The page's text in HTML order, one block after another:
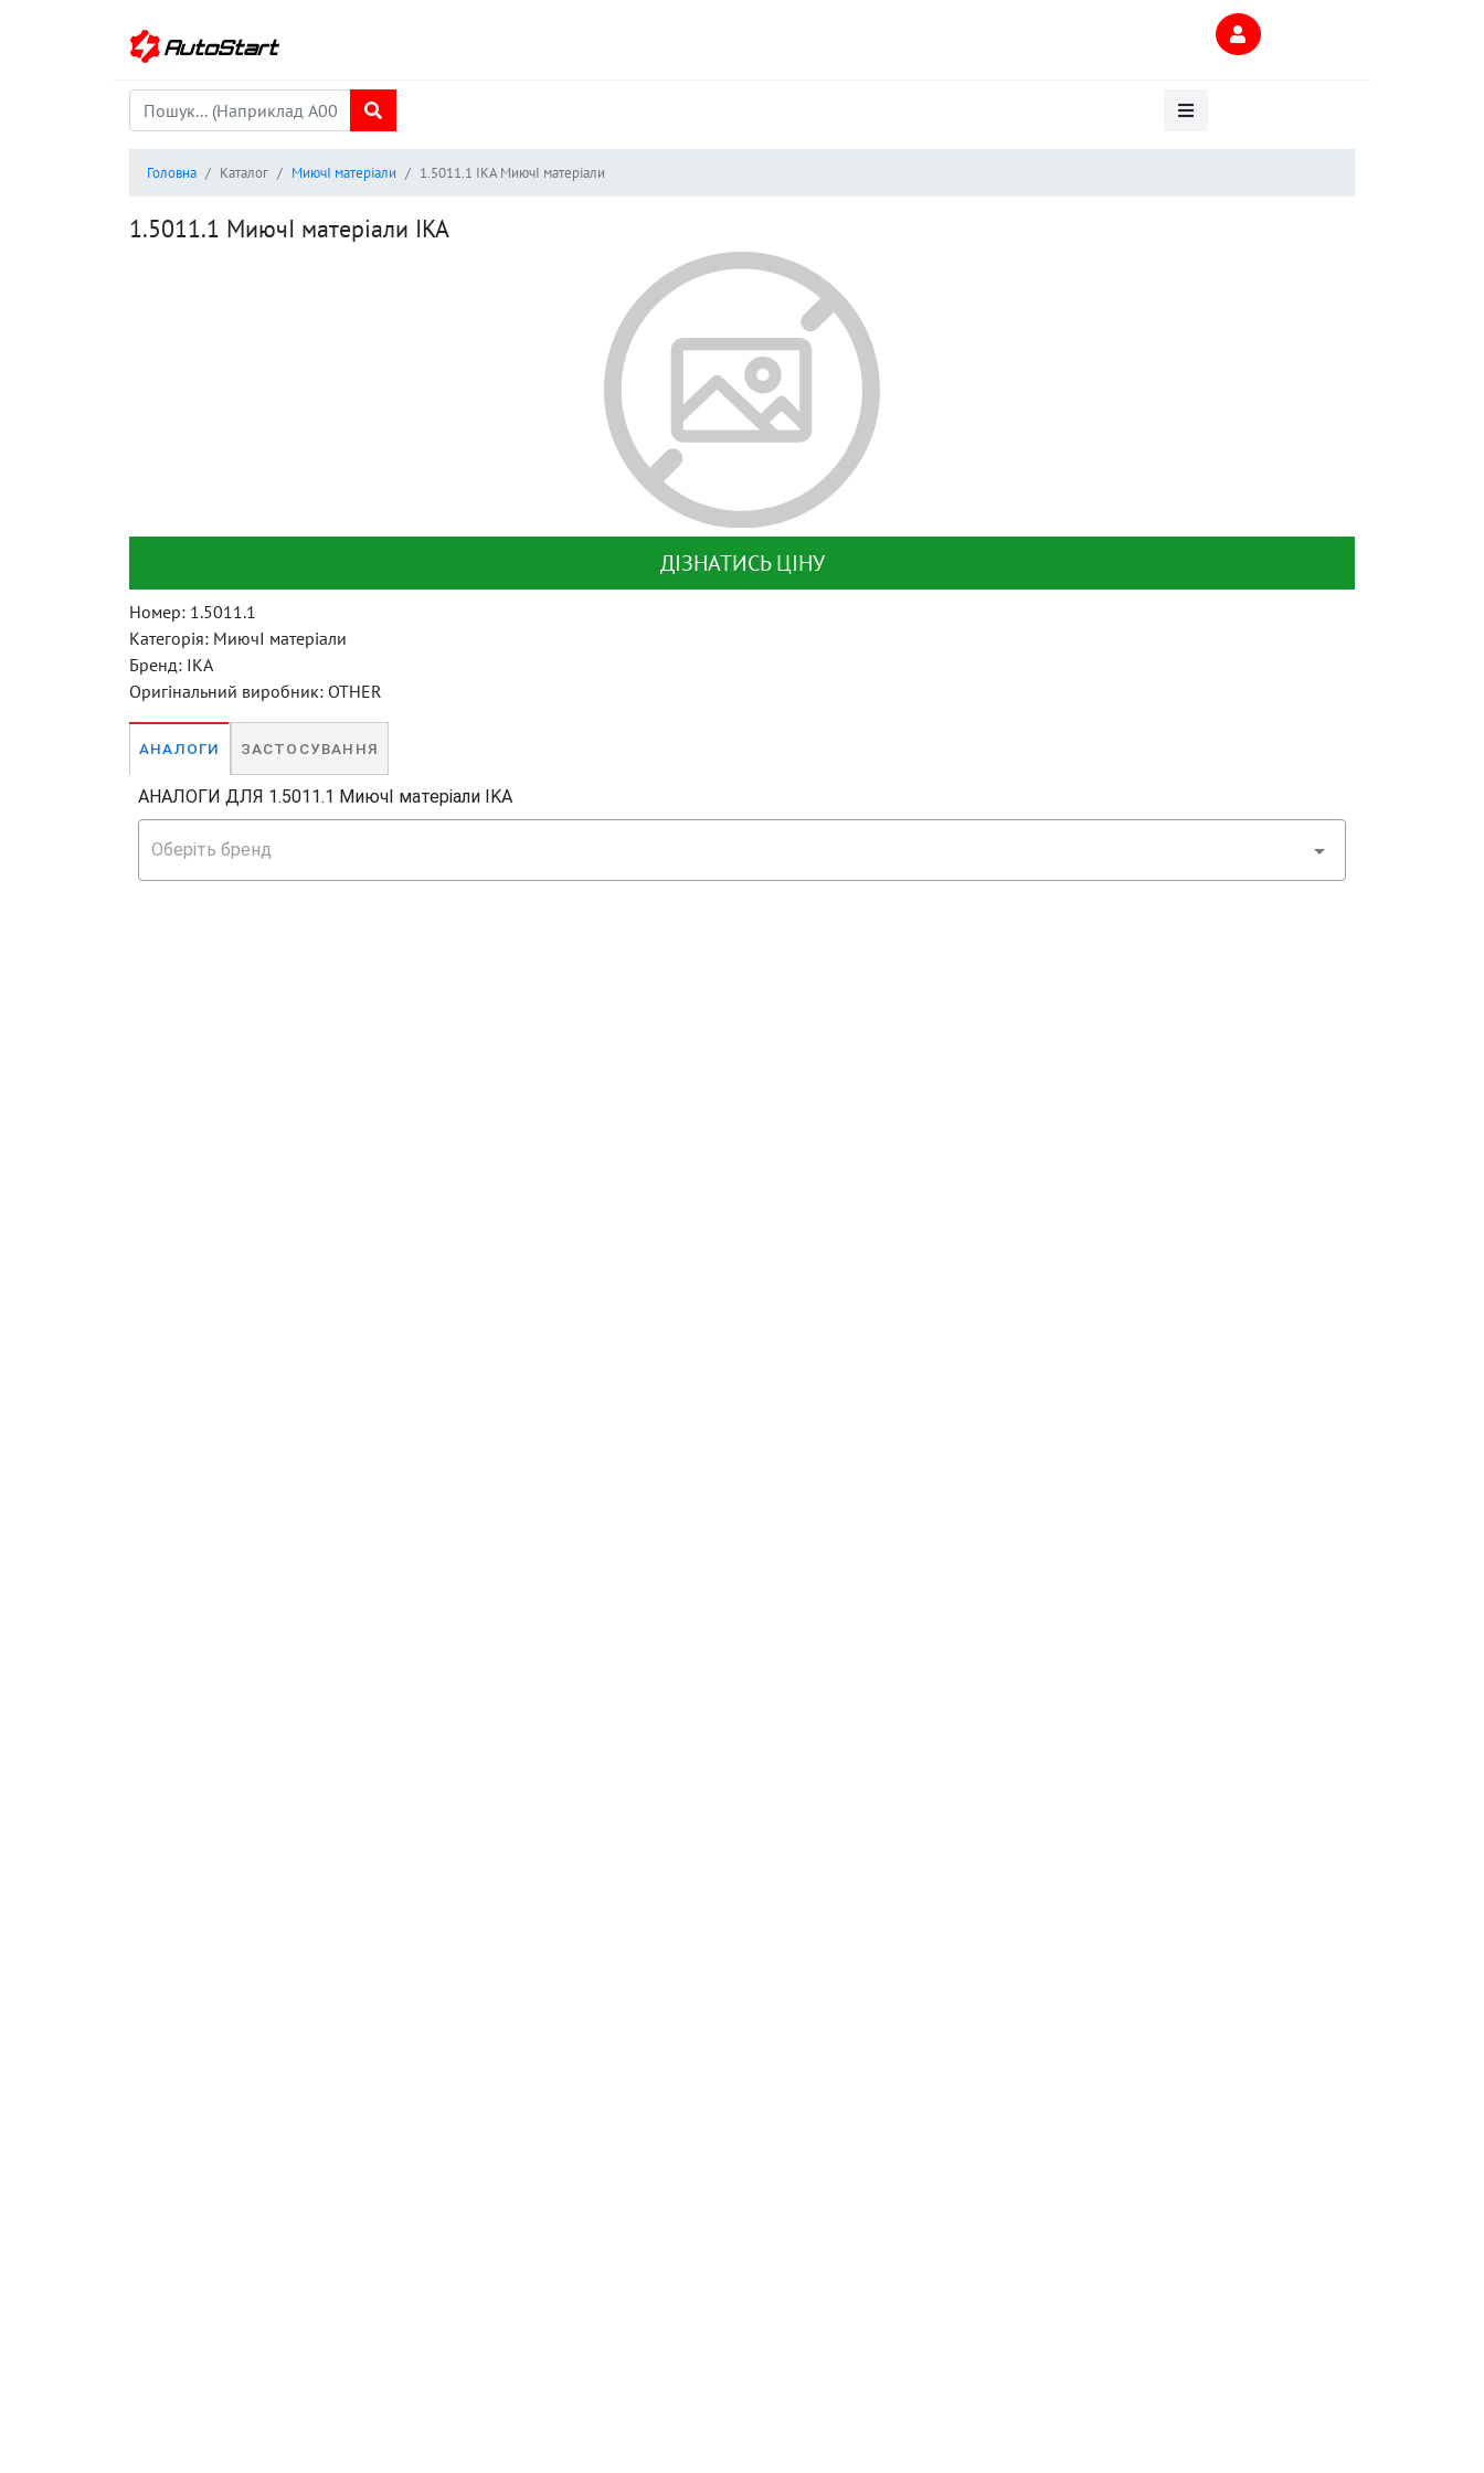
Головна Каталог МиючІ матеріали 1.5011.1 IKA МиючІ матеріали
1.5011.1 МиючІ матеріали IKA
ДІЗНАТИСЬ ЦІНУ
Номер: 1.5011.1
Категорія: МиючІ матеріали
Бренд: IKA
Оригінальний виробник: OTHER
АНАЛОГИ ЗАСТОСУВАННЯ
АНАЛОГИ ДЛЯ 1.5011.1 МиючІ матеріали IKA